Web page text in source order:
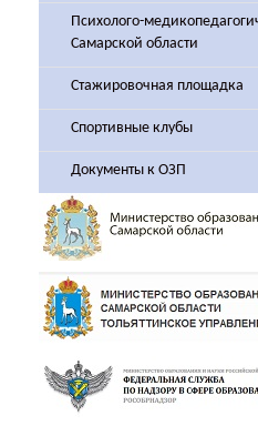
Психолого-
Самарской области
Стажировочная площадка
Спортивные клубы
Документы к ОЗП